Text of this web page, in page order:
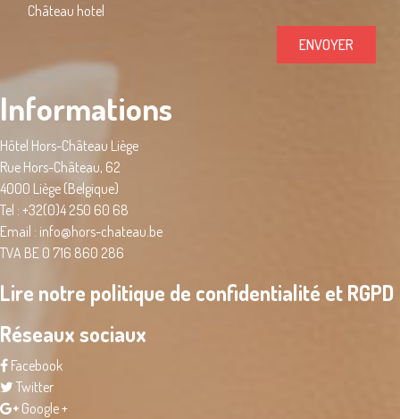
Château hotel
ENVOYER
Informations
Hôtel Hors-Château Liège
Rue Hors-Château, 62
4000 Liège (Belgique)
Tel : +32(0)4 250 60 68
Email : info@hors-chateau.be
TVA BE 0 716 860 286
Lire notre politique de confidentialité et RGPD
Réseaux sociaux
Facebook
Twitter
Google +